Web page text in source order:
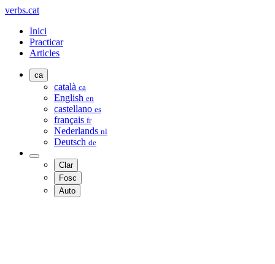
verbs.cat
Inici
Practicar
Articles
ca
català ca
English en
castellano es
français fr
Nederlands nl
Deutsch de
Clar
Fosc
Auto